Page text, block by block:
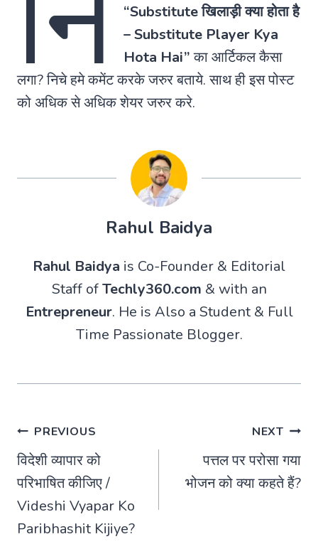
“Substitute खिलाड़ी क्या होता है
– Substitute Player Kya
Hota Hai”का आर्टिकल कैसा
लगा? निचे हमे कमेंट करके जरुर बताये. साथ ही इस पोस्ट
को अधिक से अधिक शेयर जरुर करे.
Rahul Baidya
Rahul Baidya is Co-Founder & Editorial
Staff ofTechly360.com & with an
Entrepreneur. He is Also a Student & Full
Time Passionate Blogger.
Post
navigation
PREVIOUS
विदेशी व्यापार को
परिभाषित कीजिए /
Videshi Vyapar Ko
Paribhashit Kijiye?
NEXT
पत्तल पर परोसा गया
भोजन को क्या कहते हैं?